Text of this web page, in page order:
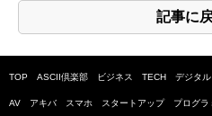
記事に
TOP ASCII倶楽部 ビジネス TECH デジタル
AV アキバ スマホ スタートアップ プログラ